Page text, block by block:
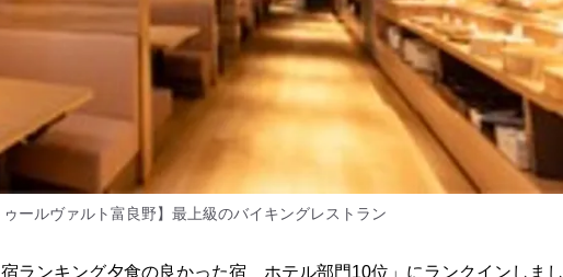
ゥールヴァルト富良野】最上級のバイキングレストラン
ランキング夕食の良かった宿 ホテル部門10位」にランクインしまし